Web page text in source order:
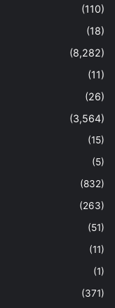
(110)
(18)
(8,282)
(11)
(26)
(3,564)
(15)
(5)
(832)
(263)
(51)
(11)
(1)
(371)